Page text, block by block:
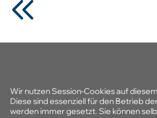
Wir nutzen Session-Cookies auf
Diese sind essenziell für den Betrieb
werden immer gesetzt. Sie können